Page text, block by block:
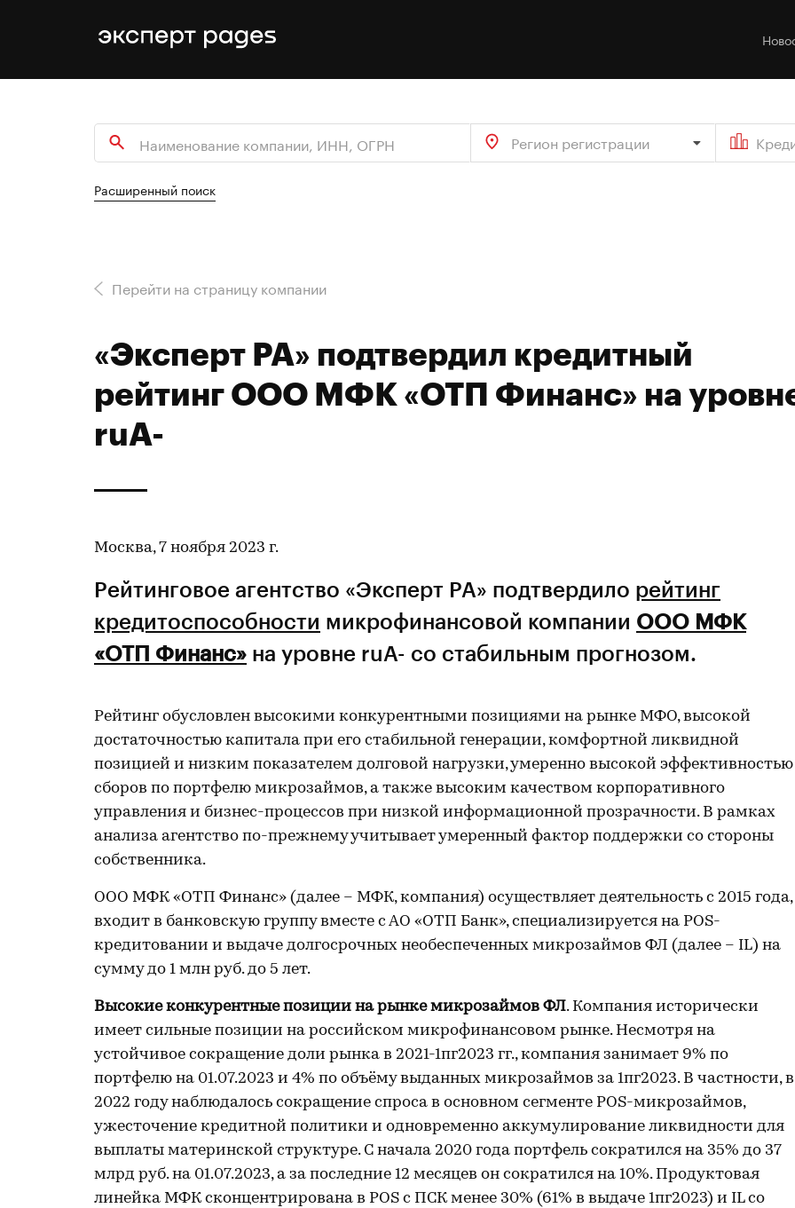
Регион регистрации
Расширенный поиск
Перейти на страницу компании
«Эксперт РА» подтвердил кредитный
рейтинг ООО МФК «ОТП Финанс» на
ruA-
Москва, 7 ноября 2023 г.
Рейтинговое агентство «Эксперт РА» подтвердило рейтинг
кредитоспособности микрофинансовой компании ООО МФК
«ОТП Финанс» на уровне ruA- со стабильным прогнозом.
Рейтинг обусловлен высокими конкурентными позициями на рынке МФО, высокой
достаточностью капитала при его стабильной генерации, комфортной ликвидной
позицией и низким показателем долговой нагрузки, умеренно высокой эффективностью
сборов по портфелю микрозаймов, а также высоким качеством корпоративного
управления и бизнес-процессов при низкой информационной прозрачности. В рамках
анализа агентство по-прежнему учитывает умеренный фактор поддержки со стороны
собственника.
ООО МФК «ОТП Финанс» (далее – МФК, компания) осуществляет деятельность с 2015 года,
входит в банковскую группу вместе с АО «ОТП Банк», специализируется на POS-
кредитовании и выдаче долгосрочных необеспеченных микрозаймов ФЛ (далее – IL) на
сумму до 1 млн руб. до 5 лет.
Высокие конкурентные позиции на рынке микрозаймов ФЛ. Компания исторически
имеет сильные позиции на российском микрофинансовом рынке. Несмотря на
устойчивое сокращение доли рынка в 2021-1пг2023 гг., компания занимает 9% по
портфелю на 01.07.2023 и 4% по объёму выданных микрозаймов за 1пг2023. В частности, в
2022 году наблюдалось сокращение спроса в основном сегменте POS-микрозаймов,
ужесточение кредитной политики и одновременно аккумулирование ликвидности для
выплаты материнской структуре. С начала 2020 года портфель сократился на 35% до 37
млрд руб. на 01.07.2023, а за последние 12 месяцев он сократился на 10%. Продуктовая
линейка МФК сконцентрирована в POS с ПСК менее 30% (61% в выдаче 1пг2023) и IL со